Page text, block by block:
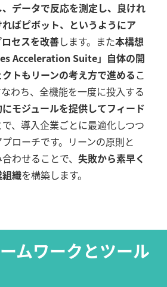
データで反応を測定し、良けれ
ばピボット、というようにア
セスを改善します。また本構想
Acceleration Suite」自体の開
トもリーンの考え方で進めるこ
わち、全機能を一度に投入する
モジュールを提供してフィード
で、導入企業ごとに最適化しつつ
ローチです。リーンの原則と
わせることで、 失敗から素早く
織を構築します。
ムワークとツール